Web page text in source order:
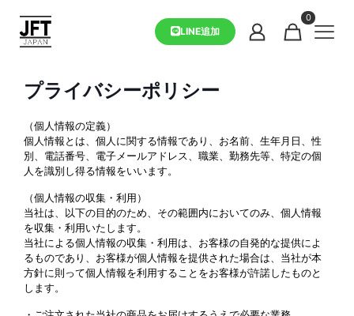
LINE追加
0
プライバシーポリシー
（個人情報の定義）
個人情報とは、個人に関する情報であり、お名前、生年月日、性
別、電話番号、電子メールアドレス、職業、勤務先等、特定の個
人を識別し得る情報をいいます。
（個人情報の収集・利用）
当社は、以下の目的のため、その範囲内においてのみ、個人情報
を収集・利用いたします。
当社による個人情報の収集・利用は、お客様の自発的な提供によ
るものであり、お客様が個人情報を提供された場合は、当社が本
方針に則って個人情報を利用することをお客様が許諾したものと
します。